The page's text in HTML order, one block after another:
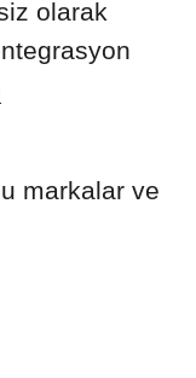
olarak
markalar ve